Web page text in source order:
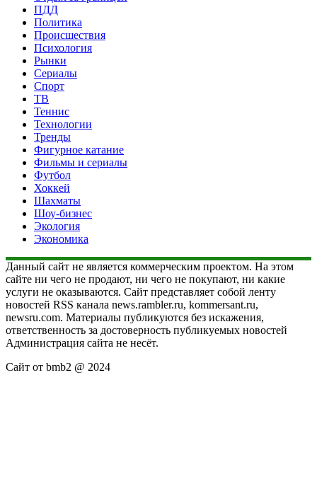
ПДД
Политика
Происшествия
Психология
Рынки
Сериалы
Спорт
ТВ
Теннис
Технологии
Тренды
Фигурное катание
Фильмы и сериалы
Футбол
Хоккей
Шахматы
Шоу-бизнес
Экология
Экономика
Данный сайт не является коммерческим проектом. На этом
сайте ни чего не продают, ни чего не покупают, ни какие
услуги не оказываются. Сайт представляет собой ленту
новостей RSS канала news.rambler.ru, kommersant.ru,
newsru.com. Материалы публикуются без искажения,
ответственность за достоверность публикуемых новостей
Администрация сайта не несёт.
Сайт от bmb2 @ 2024